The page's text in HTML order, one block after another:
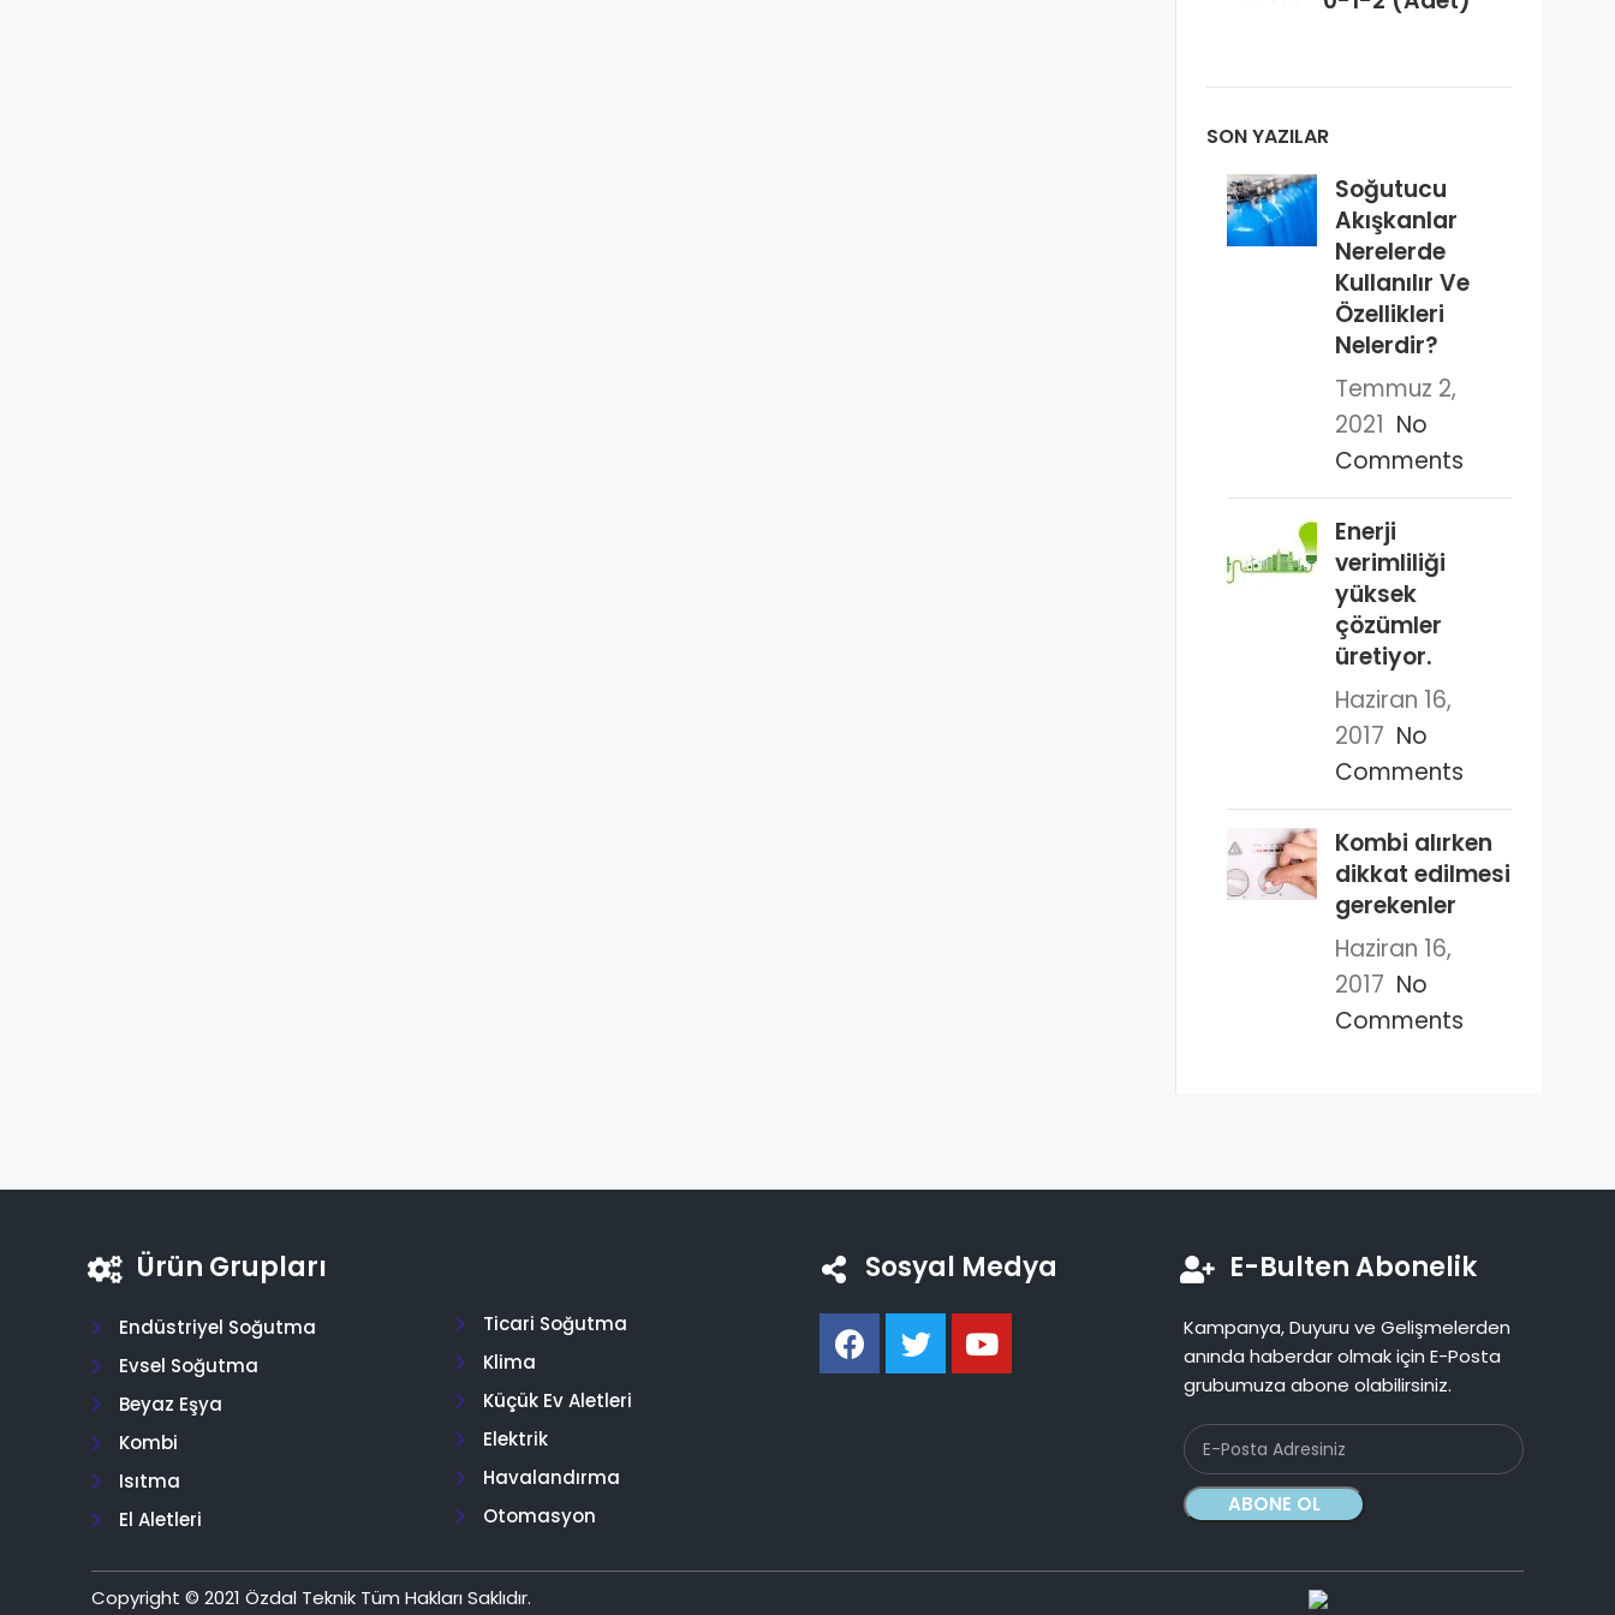
SON YAZILAR
Soğutucu
Akışkanlar
Nerelerde
Kullanılır Ve
Özellikleri
Nelerdir?
Temmuz 2,
2021 No
Comments
Enerji
verimliliği
yüksek
çözümler
üretiyor.
Haziran 16,
2017 No
Comments
Kombi alırken
dikkat edilmesi
gerekenler
Haziran 16,
2017 No
Comments
Ürün Grupları
Endüstriyel Soğutma
Evsel Soğutma
Beyaz Eşya
Kombi
Isıtma
El Aletleri
Ticari Soğutma
Klima
Küçük Ev Aletleri
Elektrik
Havalandırma
Otomasyon
Sosyal Medya E-Bulten Abonelik
Kampanya, Duyuru ve Gelişmelerden
anında haberdar olmak için E-Posta
grubumuza abone olabilirsiniz.
Copyright © 2021 Özdal Teknik Tüm Hakları Saklıdır.